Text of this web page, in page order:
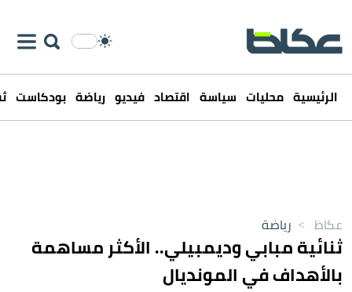
الرئيسية محليات سياسة اقتصاد فيديو رياضة بودكاست
عكاظ > رياضة
ثنائية مبابي وديمبيلي.. الأكثر مساهمة
بالأهداف في المونديال